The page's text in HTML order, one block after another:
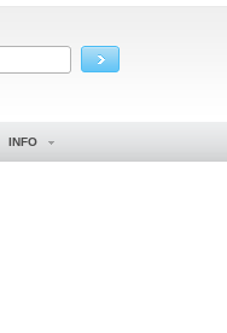
INFO